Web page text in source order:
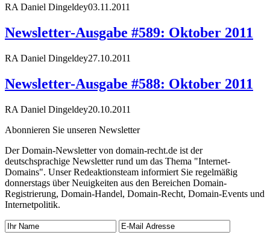
RA Daniel Dingeldey03.11.2011
Newsletter-Ausgabe #589: Oktober 2011
RA Daniel Dingeldey27.10.2011
Newsletter-Ausgabe #588: Oktober 2011
RA Daniel Dingeldey20.10.2011
Abonnieren Sie unseren Newsletter
Der Domain-Newsletter von domain-recht.de ist der
deutschsprachige Newsletter rund um das Thema "Internet-
Domains". Unser Redeaktionsteam informiert Sie regelmäßig
donnerstags über Neuigkeiten aus den Bereichen Domain-
Registrierung, Domain-Handel, Domain-Recht, Domain-Events und
Internetpolitik.